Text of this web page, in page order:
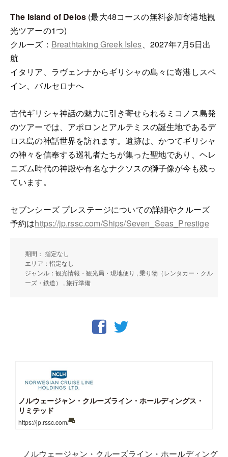
The Island of Delos (最大48コースの無料参加寄港地観
光ツアーの1つ)
クルーズ： Breathtaking Greek Isles、2027年7月5日出
航
イタリア、ラヴェンナからギリシャの島々に寄港しスペ
イン、バルセロナへ
古代ギリシャ神話の魅力に引き寄せられるミコノス島発
のツアーでは、アポロンとアルテミスの誕生地であるデ
ロス島の神話世界を訪れます。遺跡は、かつてギリシャ
の神々を信奉する巡礼者たちが集った聖地であり、ヘレ
ニズム時代の神殿や有名なナクソスの獅子像が今も残っ
ています。
セブンシーズ プレステージについての詳細やクルーズ
予約はhttps://jp.rssc.com/Ships/Seven_Seas_Prestige
期間： 指定なし
エリア：指定なし
ジャンル：観光情報・観光局・現地便り , 乗り物（レンタカー・クル
ーズ・鉄道） , 旅行準備
ノルウェージャン・クルーズライン・ホールディングス・
リミテッド
https://jp.rssc.com/
ノルウェージャン・クルーズライン・ホールディング